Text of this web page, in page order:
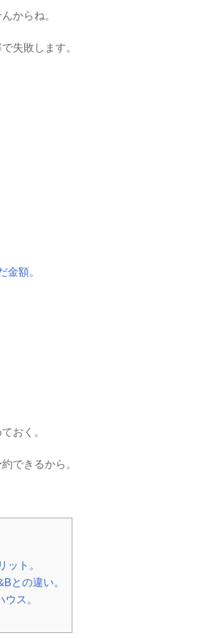
からね。
失敗します。
額。
おく。
できるから。
ト。
との違い。
ス。